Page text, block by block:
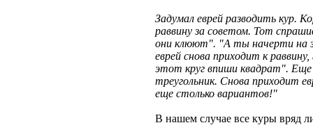
Задумал еврей разводить кур.
раввину за советом. Тот
они клюют". "А ты начерти на
еврей снова приходит к
этот круг впиши квадрат". Еще
треугольник. Снова приходит
еще столько вариантов!"
В нашем случае все куры вряд